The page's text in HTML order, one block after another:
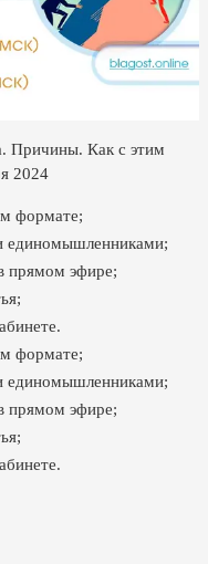
Причины. Как с этим
2024
формате;
единомышленниками;
прямом эфире;
формате;
единомышленниками;
прямом эфире;